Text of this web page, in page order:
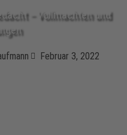
– Vollmachten und
Februar 3, 2022